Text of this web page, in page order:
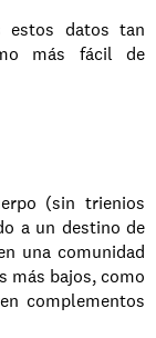
estos datos tan
más fácil de
(sin trienios
una comunidad
más bajos, como
complementos